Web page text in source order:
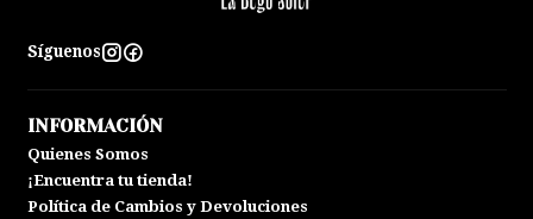
Síguenos
INFORMACIÓN
Quienes Somos
¡Encuentra tu tienda!
Política de Cambios y Devoluciones